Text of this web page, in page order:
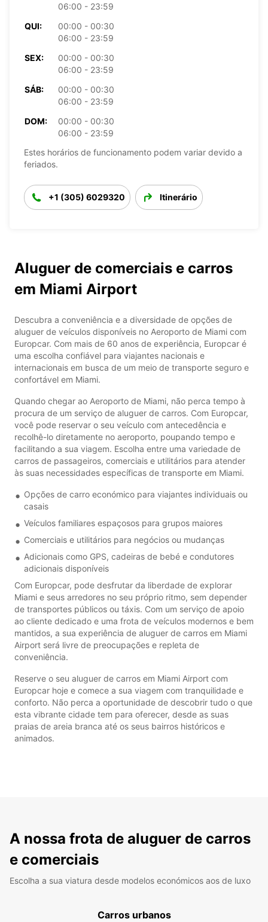
06:00 - 23:59
QUI:
00:00 - 00:30
06:00 - 23:59
SEX:
00:00 - 00:30
06:00 - 23:59
SÁB:
00:00 - 00:30
06:00 - 23:59
DOM:
00:00 - 00:30
06:00 - 23:59
Estes horários de funcionamento podem variar devido a
feriados.
+1 (305) 6029320 Itinerário
Aluguer de comerciais e carros
em Miami Airport
Descubra a conveniência e a diversidade de opções de
aluguer de veículos disponíveis no Aeroporto de Miami com
Europcar. Com mais de 60 anos de experiência, Europcar é
uma escolha confiável para viajantes nacionais e
internacionais em busca de um meio de transporte seguro e
confortável em Miami.
Quando chegar ao Aeroporto de Miami, não perca tempo à
procura de um serviço de aluguer de carros. Com Europcar,
você pode reservar o seu veículo com antecedência e
recolhê-lo diretamente no aeroporto, poupando tempo e
facilitando a sua viagem. Escolha entre uma variedade de
carros de passageiros, comerciais e utilitários para atender
às suas necessidades específicas de transporte em Miami.
Opções de carro económico para viajantes individuais ou
casais
Veículos familiares espaçosos para grupos maiores
Comerciais e utilitários para negócios ou mudanças
Adicionais como GPS, cadeiras de bebé e condutores
adicionais disponíveis
Com Europcar, pode desfrutar da liberdade de explorar
Miami e seus arredores no seu próprio ritmo, sem depender
de transportes públicos ou táxis. Com um serviço de apoio
ao cliente dedicado e uma frota de veículos modernos e bem
mantidos, a sua experiência de aluguer de carros em Miami
Airport será livre de preocupações e repleta de
conveniência.
Reserve o seu aluguer de carros em Miami Airport com
Europcar hoje e comece a sua viagem com tranquilidade e
conforto. Não perca a oportunidade de descobrir tudo o que
esta vibrante cidade tem para oferecer, desde as suas
praias de areia branca até os seus bairros históricos e
animados.
A nossa frota de aluguer de carros
e comerciais
Escolha a sua viatura desde modelos económicos aos de luxo
Carros urbanos